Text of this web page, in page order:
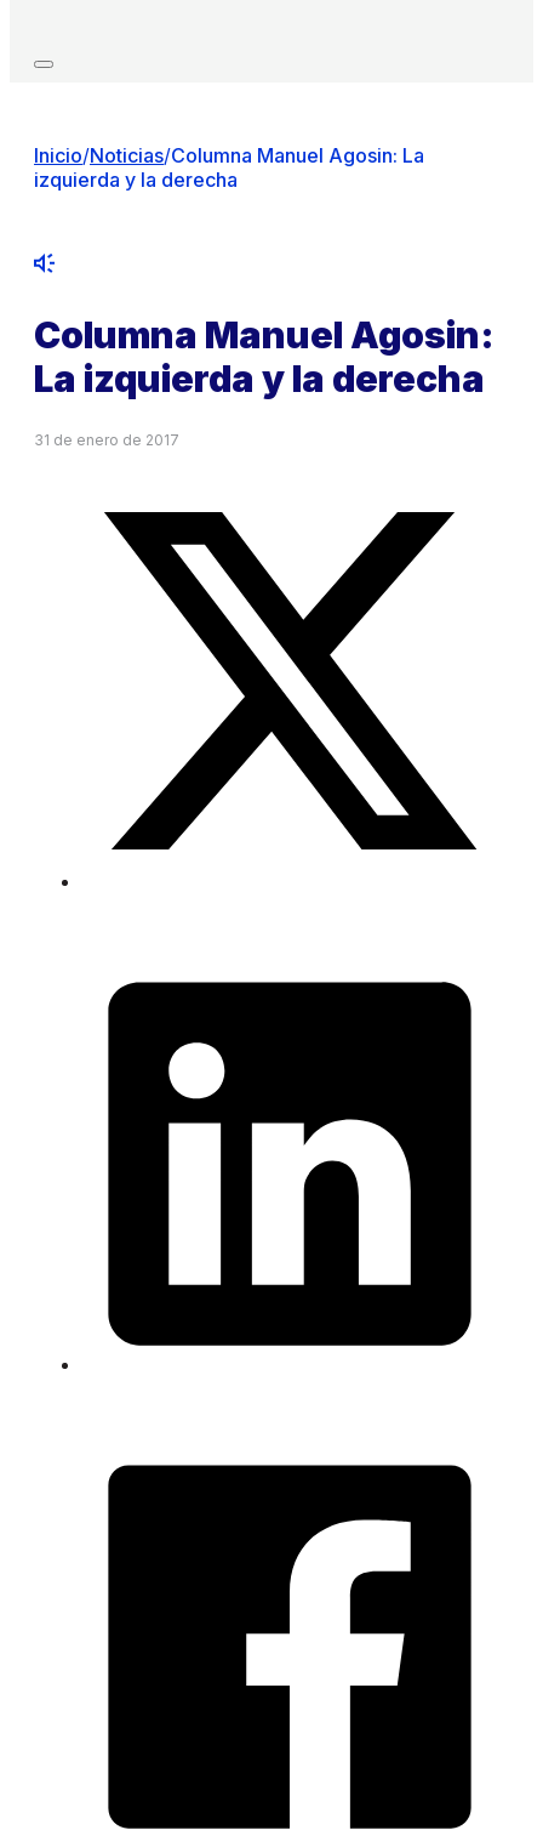
Inicio/Noticias/Columna Manuel Agosin: La
izquierda y la derecha
Columna Manuel Agosin:
La izquierda y la derecha
31 de enero de 2017